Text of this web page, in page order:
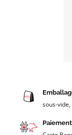
sous-